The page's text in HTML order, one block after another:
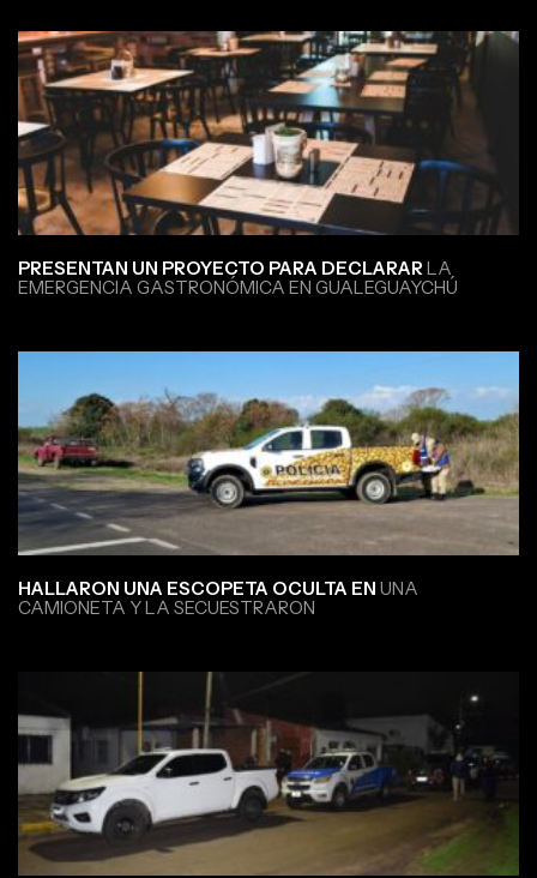
PRESENTAN UN PROYECTO PARA DECLARARLA
EMERGENCIA GASTRONÓMICA EN GUALEGUAYCHÚ
HALLARON UNA ESCOPETA OCULTA EN UNA
CAMIONETA Y LA SECUESTRARON